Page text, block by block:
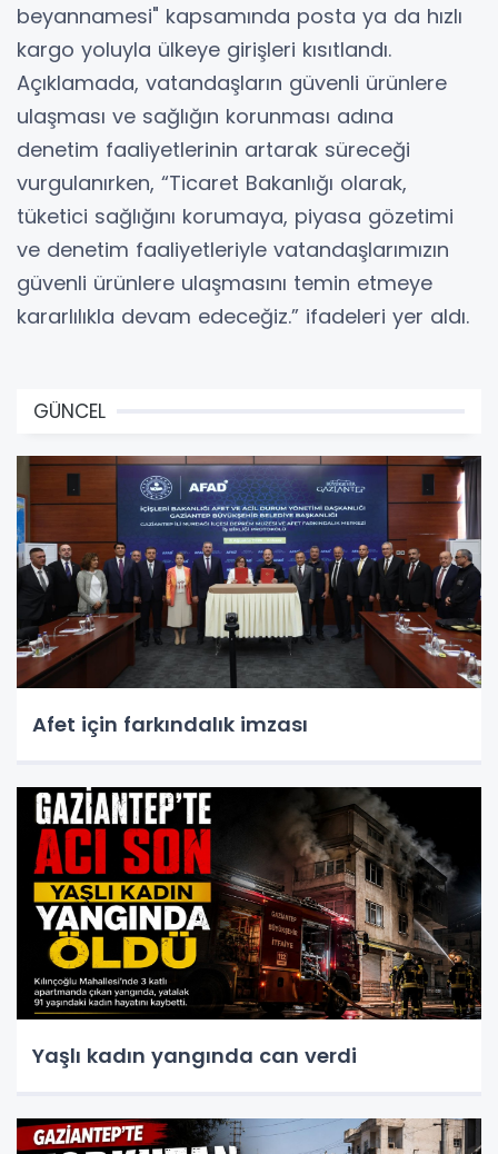
beyannamesi" kapsamında posta ya da hızlı
kargo yoluyla ülkeye girişleri kısıtlandı.
Açıklamada, vatandaşların güvenli ürünlere
ulaşması ve sağlığın korunması adına
denetim faaliyetlerinin artarak süreceği
vurgulanırken, “Ticaret Bakanlığı olarak,
tüketici sağlığını korumaya, piyasa gözetimi
ve denetim faaliyetleriyle vatandaşlarımızın
güvenli ürünlere ulaşmasını temin etmeye
kararlılıkla devam edeceğiz.” ifadeleri yer aldı.
GÜNCEL
Afet için farkındalık imzası
Yaşlı kadın yangında can verdi